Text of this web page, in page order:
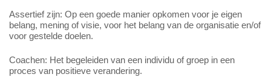
Assertief zijn: Op een goede manier opkomen voor je eigen
belang, mening of visie, voor het belang van de organisatie en/of
voor gestelde doelen.
Coachen: Het begeleiden van een individu of groep in een
proces van positieve verandering.